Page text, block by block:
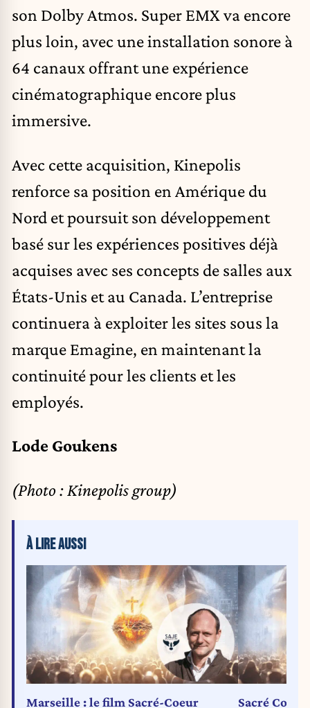
son Dolby Atmos. Super EMX va encore
plus loin, avec une installation sonore à
64 canaux offrant une expérience
cinématographique encore plus
immersive.
Avec cette acquisition, Kinepolis
renforce sa position en Amérique du
Nord et poursuit son développement
basé sur les expériences positives déjà
acquises avec ses concepts de salles aux
États-Unis et au Canada. L’entreprise
continuera à exploiter les sites sous la
marque Emagine, en maintenant la
continuité pour les clients et les
employés.
Lode Goukens
(Photo : Kinepolis group)
À LIRE AUSSI
Marseille : le film Sacré-Coeur
Sacré